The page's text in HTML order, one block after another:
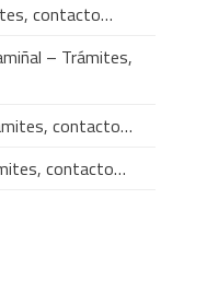
contacto…
– Trámites,
contacto…
contacto…